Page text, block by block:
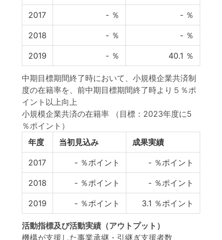
2017 - ％ - ％
2018 - ％ - ％
2019 - ％ 40.1 ％
中期目標期間終了時において、小規模企業共済制
度の在籍率を、前中期目標期間終了時より５％ポ
イント以上向上
小規模企業共済の在籍率
（目標：2023年度に5
％ポイント）
年度
当初見込み 成果実績
2017 - ％ポイント - ％ポイント
2018 - ％ポイント - ％ポイント
2019 - ％ポイント 3.1 ％ポイント
活動指標及び活動実績 （アウトプット）
機構が支援した事業承継・引継ぎ支援者数